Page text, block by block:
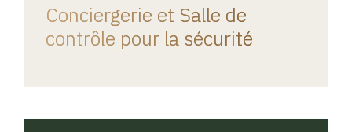
Conciergerie et Salle de
contrôle pour la sécurité